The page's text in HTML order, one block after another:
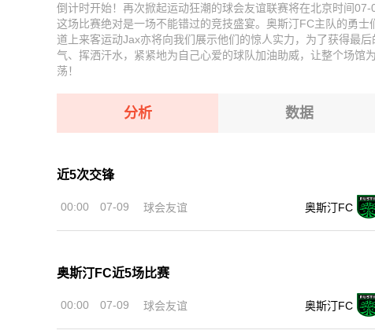
倒计时开始！再次掀起运动狂潮的球会友谊联赛将在北京时间
这场比赛绝对是一场不能错过的竞技盛宴。奥斯汀FC主队的勇
道上来客运动Jax亦将向我们展示他们的惊人实力，为了获得最
气、挥洒汗水，紧紧地为自己心爱的球队加油助威，让整个场馆
荡！
分析 数据
近5次交锋
00:00 07-09 球会友谊 奥斯汀FC
奥斯汀FC近5场比赛
00:00 07-09 球会友谊 奥斯汀FC